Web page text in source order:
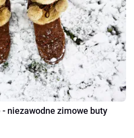
niezawodne zimowe buty